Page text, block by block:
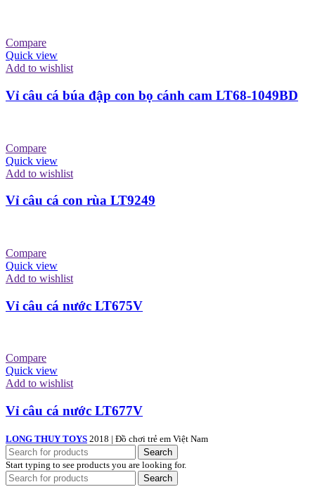
Compare
Quick view
Add to wishlist
Vỉ câu cá búa đập con bọ cánh cam LT68-1049BD
Compare
Quick view
Add to wishlist
Vỉ câu cá con rùa LT9249
Compare
Quick view
Add to wishlist
Vỉ câu cá nước LT675V
Compare
Quick view
Add to wishlist
Vỉ câu cá nước LT677V
LONG THUY TOYS 2018 | Đồ chơi trẻ em Việt Nam
Search
Start typing to see products you are looking for.
Search